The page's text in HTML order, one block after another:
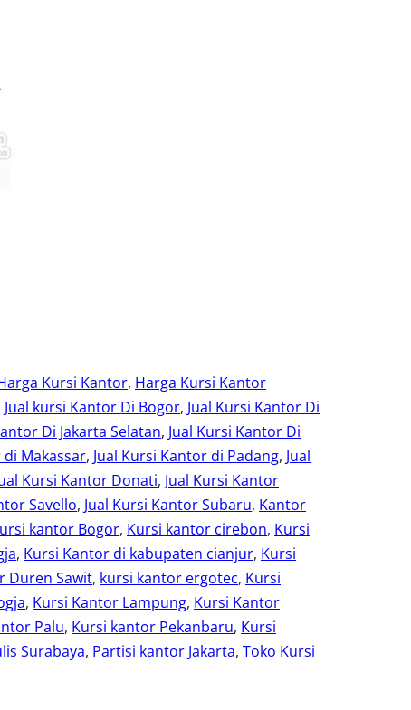
Kursi Kantor, Harga Kursi Kantor
Jual kursi Kantor Di Bogor, Jual Kursi Kantor Di
Di Jakarta Selatan, Jual Kursi Kantor Di
di Makassar, Jual Kursi Kantor di Padang, Jual
Kursi Kantor Donati, Jual Kursi Kantor
Savello, Jual Kursi Kantor Subaru, Kantor
kantor Bogor, Kursi kantor cirebon, Kursi
, Kursi Kantor di kabupaten cianjur, Kursi
Duren Sawit, kursi kantor ergotec, Kursi
, Kursi Kantor Lampung, Kursi Kantor
Palu, Kursi kantor Pekanbaru, Kursi
Surabaya, Partisi kantor Jakarta, Toko Kursi